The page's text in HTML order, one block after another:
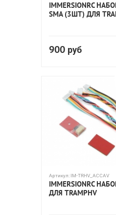
IMMERSIONRC
SMA (3ШТ) ДЛЯ
900 руб
Артикул: IM-TRHV_ACCAV
IMMERSIONRC
ДЛЯ TRAMPHV